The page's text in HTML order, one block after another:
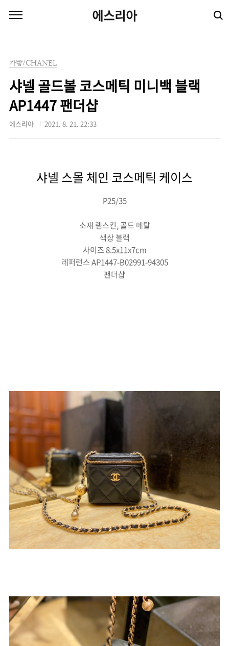
에스리아
가방/CHANEL
샤넬 골드볼 코스메틱 미니백 블랙
AP1447 팬더샵
에스리아 2021. 8. 21. 22:33
샤넬 스몰 체인 코스메틱 케이스
P25/35
소재 램스킨, 골드 메탈
색상 블랙
사이즈 8.5x11x7cm
레퍼런스 AP1447-B02991-94305
팬더샵